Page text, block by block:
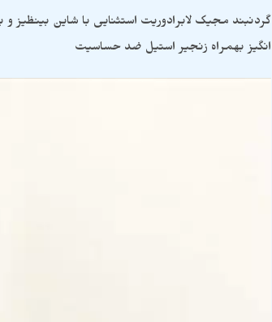
گردنبند مجیک لابرادوریت استثنایی با شاین
انگیز بهمراه زنجیر استیل ضد حساسیت